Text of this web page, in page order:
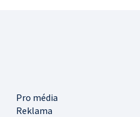
Pro média
Reklama